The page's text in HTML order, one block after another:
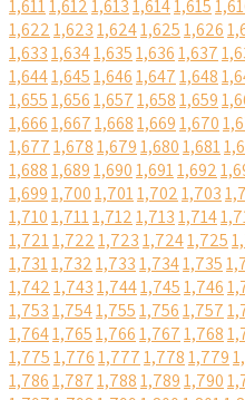
1,6111,6121,6131,6141,615
1,6221,6231,6241,6251,626
1,6331,6341,6351,6361,637
1,6441,6451,6461,6471,648
1,6551,6561,6571,6581,659
1,6661,6671,6681,6691,670
1,6771,6781,6791,6801,681
1,6881,6891,6901,6911,692
1,6991,7001,7011,7021,703
1,7101,7111,7121,7131,714
1,7211,7221,7231,7241,725
1,7311,7321,7331,7341,735
1,7421,7431,7441,7451,746
1,7531,7541,7551,7561,757
1,7641,7651,7661,7671,768
1,7751,7761,7771,7781,779
1,7861,7871,7881,7891,790